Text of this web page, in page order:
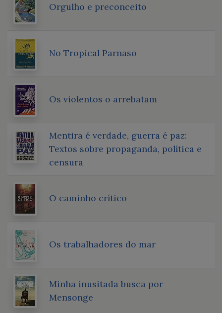
Orgulho e preconceito
No Tropical Parnaso
Os violentos o arrebatam
Mentira é verdade, guerra é paz:
Textos sobre propaganda, política e
censura
O caminho crítico
Os trabalhadores do mar
Minha inusitada busca por
Mensonge